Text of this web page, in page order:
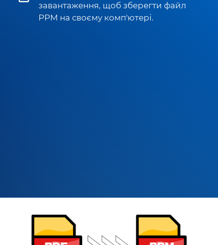
завантаження, щоб зберегти файл
PPM на своєму комп'ютері.